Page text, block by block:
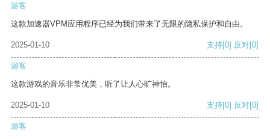
游客
这款加速器VPM应用程序已经为我们带来了无限的隐私保护和自由。
2025-01-10 支持[0] 反对[0]
游客
这款游戏的音乐非常优美，听了让人心旷神怡。
2025-01-10 支持[0] 反对[0]
游客